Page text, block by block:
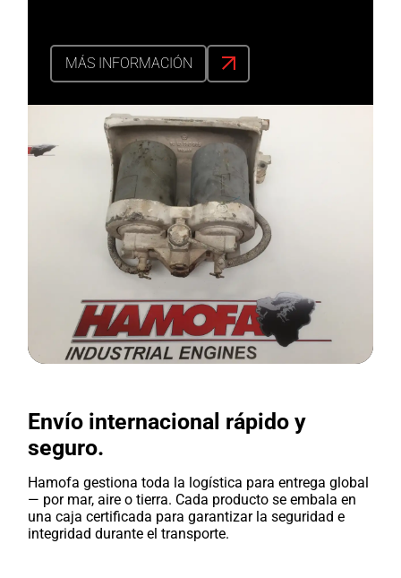
MÁS INFORMACIÓN
Envío internacional rápido y
seguro.
Hamofa gestiona toda la logística para entrega global
— por mar, aire o tierra. Cada producto se embala en
una caja certificada para garantizar la seguridad e
integridad durante el transporte.